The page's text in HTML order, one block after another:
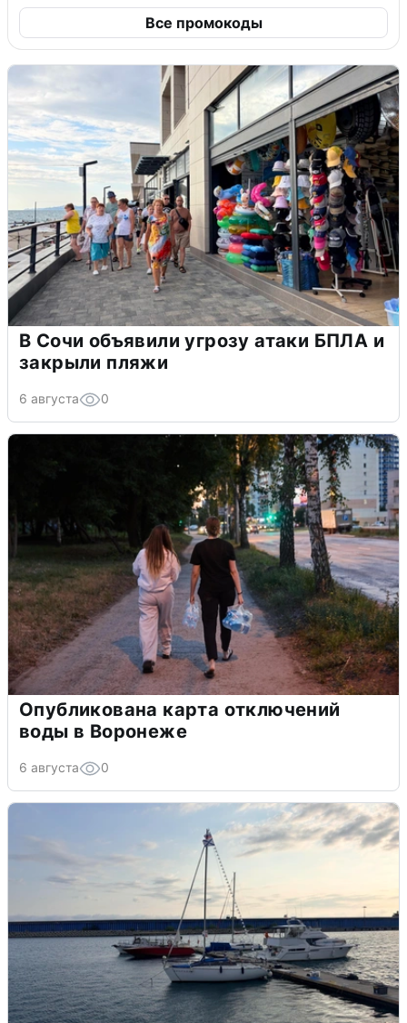
Все промокоды
В Сочи объявили угрозу атаки БПЛА и
закрыли пляжи
6 августа 0
Опубликована карта отключений
воды в Воронеже
6 августа 0